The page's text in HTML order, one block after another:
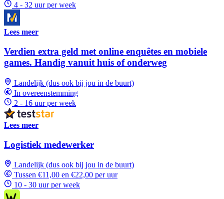
4 - 32 uur per week
Lees meer
Verdien extra geld met online enquêtes en mobiele
games. Handig vanuit huis of onderweg
Landelijk (dus ook bij jou in de buurt)
In overeenstemming
2 - 16 uur per week
Lees meer
Logistiek medewerker
Landelijk (dus ook bij jou in de buurt)
Tussen €11,00 en €22,00 per uur
10 - 30 uur per week